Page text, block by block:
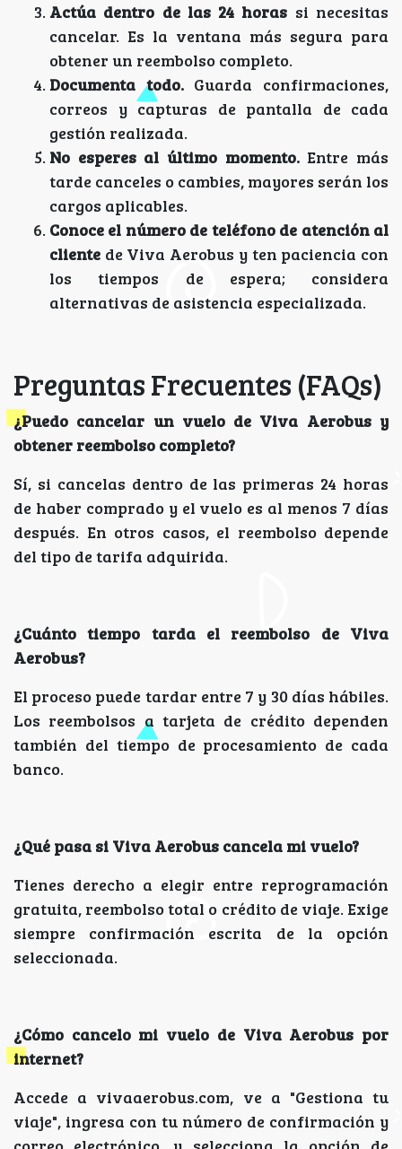
Actúa dentro de las 24 horas si necesitas
cancelar. Es la ventana más segura para
obtener un reembolso completo.
Documenta todo.Guarda confirmaciones,
correos y capturas de pantalla de cada
gestión realizada.
No esperes al último momento.Entre más
tarde canceles o cambies, mayores serán los
cargos aplicables.
Conoce el número de teléfono de atención al
cliente de Viva Aerobus y ten paciencia con
los tiempos de espera; considera
alternativas de asistencia especializada.
Preguntas Frecuentes (FAQs)
¿Puedo cancelar un vuelo de Viva Aerobus y
obtener reembolso completo?
Sí, si cancelas dentro de las primeras 24 horas
de haber comprado y el vuelo es al menos 7 días
después. En otros casos, el reembolso depende
del tipo de tarifa adquirida.
¿Cuánto tiempo tarda el reembolso de Viva
Aerobus?
El proceso puede tardar entre 7 y 30 días hábiles.
Los reembolsos a tarjeta de crédito dependen
también del tiempo de procesamiento de cada
banco.
¿Qué pasa si Viva Aerobus cancela mi vuelo?
Tienes derecho a elegir entre reprogramación
gratuita, reembolso total o crédito de viaje. Exige
siempre confirmación escrita de la opción
seleccionada.
¿Cómo cancelo mi vuelo de Viva Aerobus por
internet?
Accede a vivaaerobus.com, ve a "Gestiona tu
viaje", ingresa con tu número de confirmación y